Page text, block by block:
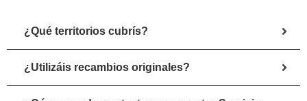
¿Qué territorios cubrís?
¿Utilizáis recambios originales?